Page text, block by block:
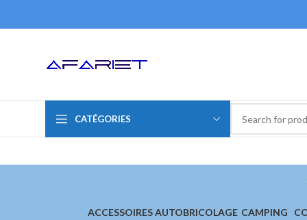
CATÉGORIES
ACCESSOIRES AUTOBRICOLAGE CAMPING